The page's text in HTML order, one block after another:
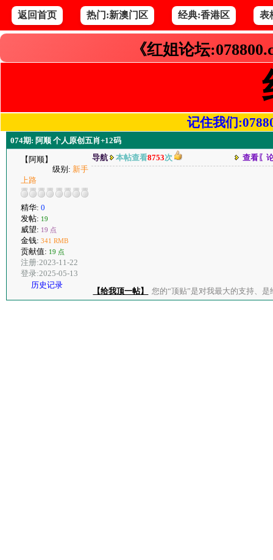
返回首页 热门:新澳门区 经典:香港区 表
《红姐论坛
记住我们
074期: 阿顺 个人原创五肖+12码
【阿顺】
级别: 新手
上路
精华: 0
发帖: 19
威望: 19 点
金钱: 341 RMB
贡献值: 19 点
注册:2023-11-22
登录:2025-05-13
历史记录
导航 本帖查看8753次 查看〖
【给我顶一帖】 您的“顶贴”是对我最大的支持、